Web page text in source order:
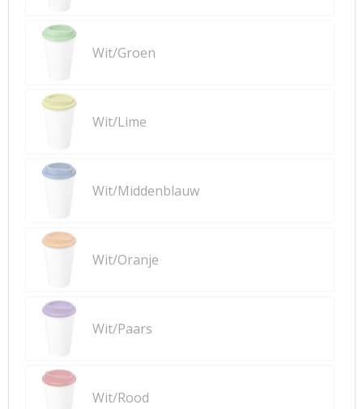
Wit/Groen
Wit/Lime
Wit/Middenblauw
Wit/Oranje
Wit/Paars
Wit/Rood